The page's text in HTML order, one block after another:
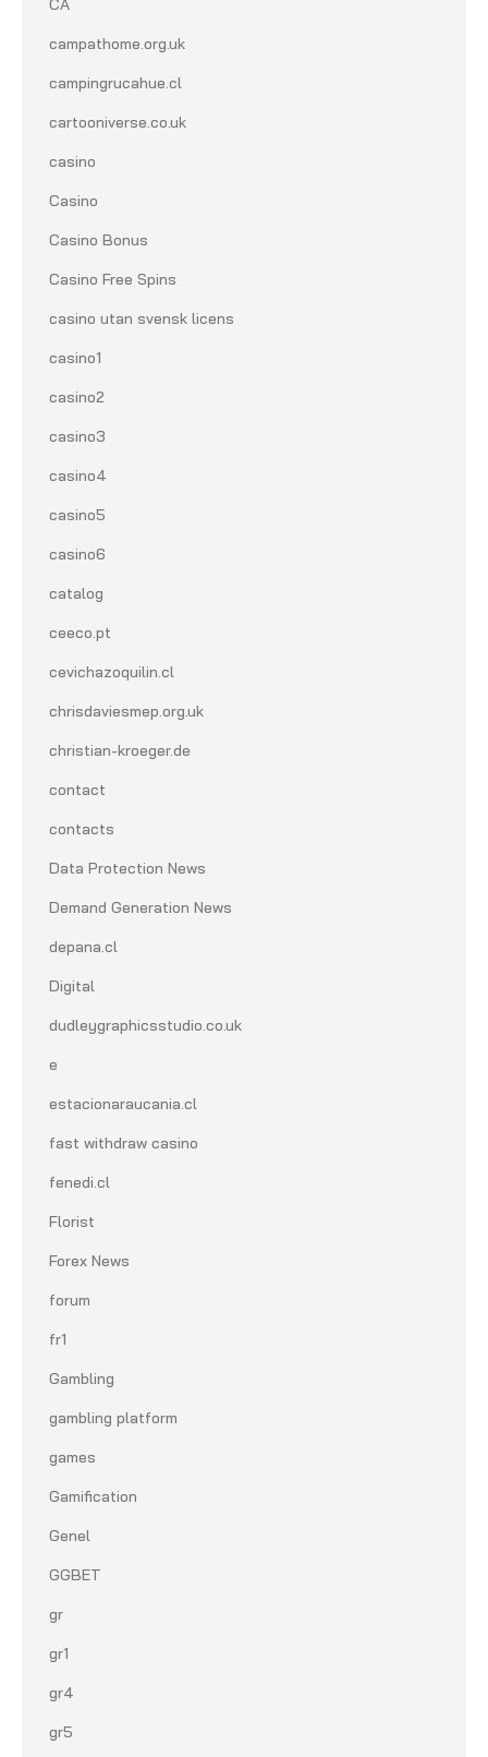
CA
campathome.org.uk
campingrucahue.cl
cartooniverse.co.uk
casino
Casino
Casino Bonus
Casino Free Spins
casino utan svensk licens
casino1
casino2
casino3
casino4
casino5
casino6
catalog
ceeco.pt
cevichazoquilin.cl
chrisdaviesmep.org.uk
christian-kroeger.de
contact
contacts
Data Protection News
Demand Generation News
depana.cl
Digital
dudleygraphicsstudio.co.uk
e
estacionaraucania.cl
fast withdraw casino
fenedi.cl
Florist
Forex News
forum
fr1
Gambling
gambling platform
games
Gamification
Genel
GGBET
gr
gr1
gr4
gr5